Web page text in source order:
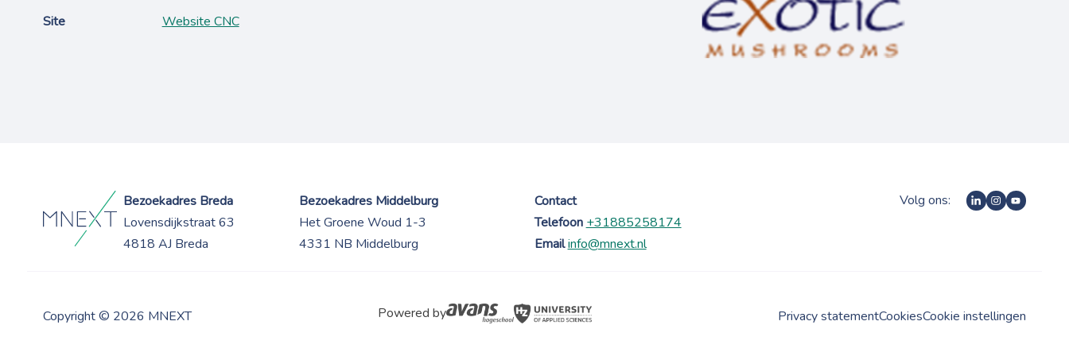
Site Website CNC
Bezoekadres Breda Bezoekadres Middelburg
Contact
Lovensdijkstraat 63
Het Groene Woud 1-3 Telefoon +31885258174
4818 AJ Breda
4331 NB Middelburg Email info@mnext.nl
Volg ons:
Copyright © 2026 MNEXT Powered by Privacy statementCookiesCookie instellingen